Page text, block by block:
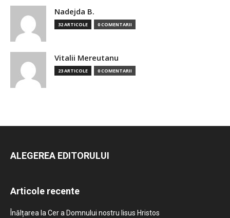
Nadejda B.
32 ARTICOLE 0 COMENTARII
Vitalii Mereutanu
23 ARTICOLE 0 COMENTARII
ALEGEREA EDITORULUI
Articole recente
Înălțarea la Cer a Domnului nostru Iisus Hristos